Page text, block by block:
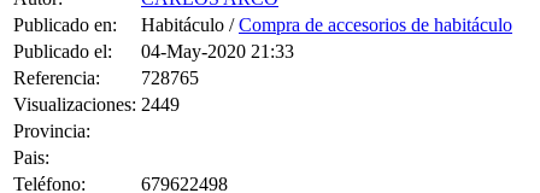
Publicado el:
04-May-2020 21:33
Referencia:
728765
Visualizaciones:
2449
Provincia:
Pais:
Teléfono:
Tag:
T-Shirt,Women